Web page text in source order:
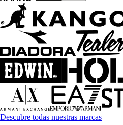
Descubre todas nuestras marcas